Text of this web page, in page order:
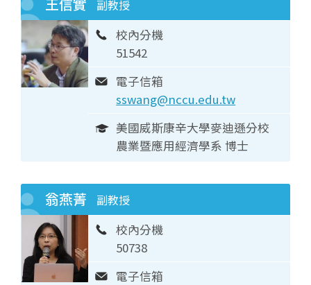
副教授
校內分機
51542
電子信箱
sswang@nccu.edu.tw
美國威斯康辛大學麥迪遜分校
農業暨應用經濟學系 博士
翁燕菁 副教授
校內分機
50738
電子信箱